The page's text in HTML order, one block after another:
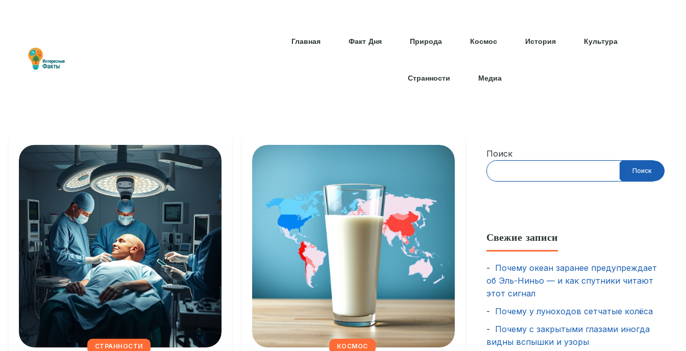
Главная Факт Дня Природа Космос История Культура
Странности Медиа
СТРАННОСТИ КОСМОС
Поиск
Поиск
Свежие записи
Почему океан заранее предупреждает
об Эль-Ниньо — и как спутники читают
этот сигнал
Почему у луноходов сетчатые колёса
Почему с закрытыми глазами иногда
видны вспышки и узоры